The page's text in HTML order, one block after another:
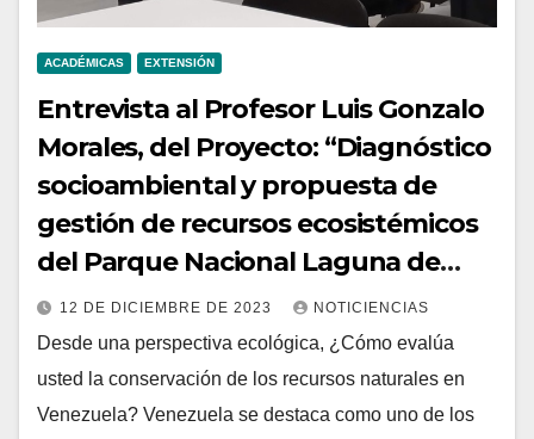
ACADÉMICAS EXTENSIÓN
Entrevista al Profesor Luis Gonzalo
Morales, del Proyecto: “Diagnóstico
socioambiental y propuesta de
gestión de recursos ecosistémicos
del Parque Nacional Laguna de
Tacarigua”
12 DE DICIEMBRE DE 2023 NOTICIENCIAS
Desde una perspectiva ecológica, ¿Cómo evalúa
usted la conservación de los recursos naturales en
Venezuela? Venezuela se destaca como uno de los